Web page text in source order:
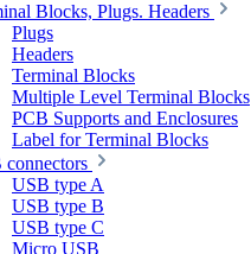
Blocks, Plugs. Headers
Plugs
Headers
Terminal Blocks
Multiple Level Terminal Blocks
PCB Supports and Enclosures
Label for Terminal Blocks
connectors
USB type A
USB type B
USB type C
Micro USB